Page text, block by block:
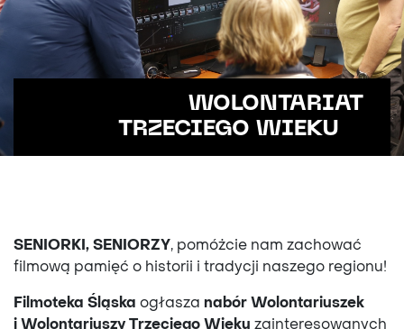
WOLONTARIAT
TRZECIEGO WIEKU
SENIORKI, SENIORZY, pomóżcie nam zachować
filmową pamięć o historii i tradycji naszego regionu!
Filmoteka Śląska ogłasza nabór Wolontariuszek
i Wolontariuszy Trzeciego Wieku zainteresowanych